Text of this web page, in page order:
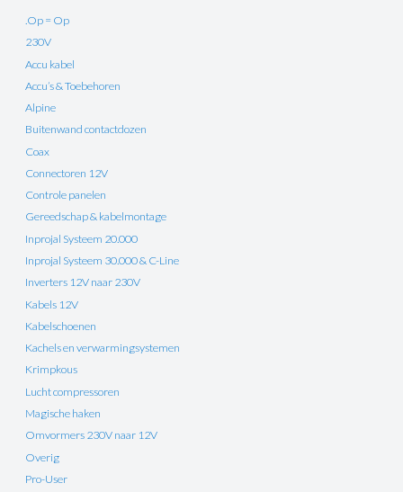
.Op = Op
230V
Accu kabel
Accu’s & Toebehoren
Alpine
Buitenwand contactdozen
Coax
Connectoren 12V
Controle panelen
Gereedschap & kabelmontage
Inprojal Systeem 20.000
Inprojal Systeem 30.000 & C-Line
Inverters 12V naar 230V
Kabels 12V
Kabelschoenen
Kachels en verwarmingsystemen
Krimpkous
Lucht compressoren
Magische haken
Omvormers 230V naar 12V
Overig
Pro-User